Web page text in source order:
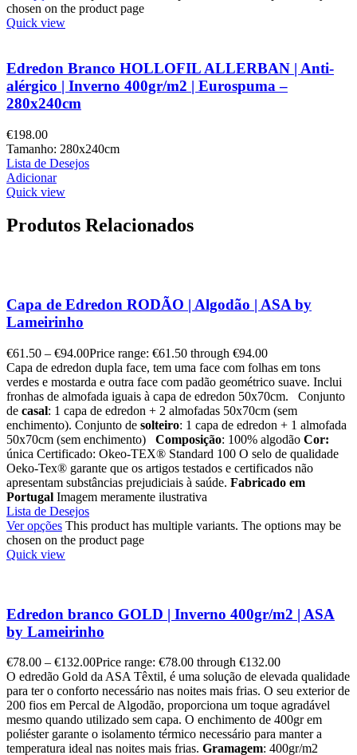
chosen on the product page
Quick view
Edredon Branco HOLLOFIL ALLERBAN | Anti-
alérgico | Inverno 400gr/m2 | Eurospuma –
280x240cm
€198.00
Tamanho: 280x240cm
Lista de Desejos
Adicionar
Quick view
Produtos Relacionados
Capa de Edredon RODÃO | Algodão | ASA by
Lameirinho
€61.50 – €94.00Price range: €61.50 through €94.00
Capa de edredon dupla face, tem uma face com folhas em tons
verdes e mostarda e outra face com padão geométrico suave. Inclui
fronhas de almofada iguais à capa de edredon 50x70cm. Conjunto
de casal: 1 capa de edredon + 2 almofadas 50x70cm (sem
enchimento). Conjunto de solteiro: 1 capa de edredon + 1 almofada
50x70cm (sem enchimento) Composição: 100% algodão Cor:
única Certificado: Okeo-TEX® Standard 100 O selo de qualidade
Oeko-Tex® garante que os artigos testados e certificados não
apresentam substâncias prejudiciais à saúde. Fabricado em
Portugal Imagem meramente ilustrativa
Lista de Desejos
Ver opções This product has multiple variants. The options may be
chosen on the product page
Quick view
Edredon branco GOLD | Inverno 400gr/m2 | ASA
by Lameirinho
€78.00 – €132.00Price range: €78.00 through €132.00
O edredão Gold da ASA Têxtil, é uma solução de elevada qualidade
para ter o conforto necessário nas noites mais frias. O seu exterior de
200 fios em Percal de Algodão, proporciona um toque agradável
mesmo quando utilizado sem capa. O enchimento de 400gr em
poliéster garante o isolamento térmico necessário para manter a
temperatura ideal nas noites mais frias. Gramagem: 400gr/m2